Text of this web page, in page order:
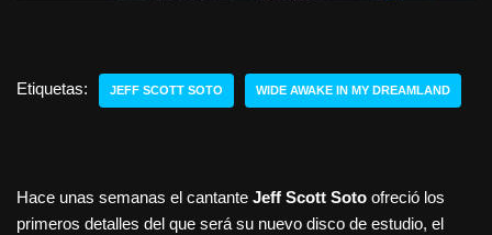
Etiquetas: JEFF SCOTT SOTO WIDE AWAKE IN MY DREAMLAND
Hace unas semanas el cantante Jeff Scott Soto ofreció los
primeros detalles del que será su nuevo disco de estudio, el